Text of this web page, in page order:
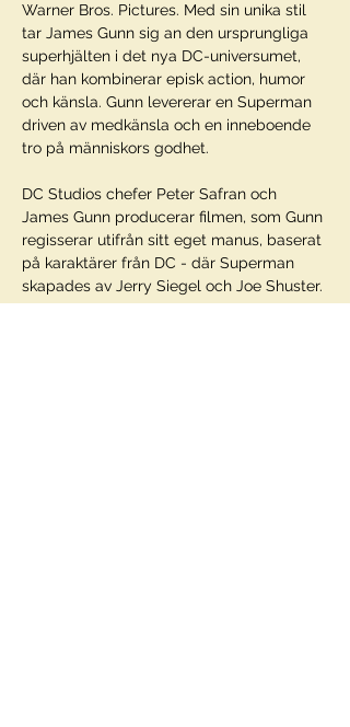
Warner Bros. Pictures. Med sin unika stil
tar James Gunn sig an den ursprungliga
superhjälten i det nya DC-universumet,
där han kombinerar episk action, humor
och känsla. Gunn levererar en Superman
driven av medkänsla och en inneboende
tro på människors godhet.
DC Studios chefer Peter Safran och
James Gunn producerar filmen, som Gunn
regisserar utifrån sitt eget manus, baserat
på karaktärer från DC - där Superman
skapades av Jerry Siegel och Joe Shuster.